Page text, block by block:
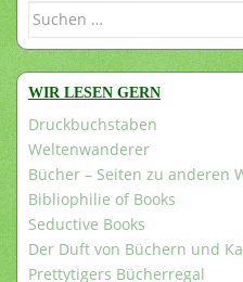
Suchen
WIR LESEN GERN
Druckbuchstaben
Weltenwanderer
Bücher – Seiten zu anderen
Bibliophilie of Books
Seductive Books
Der Duft von Büchern und
Prettytigers Bücherregal